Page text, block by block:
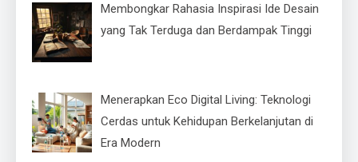
Membongkar Rahasia Inspirasi Ide Desain
yang Tak Terduga dan Berdampak Tinggi
Menerapkan Eco Digital Living: Teknologi
Cerdas untuk Kehidupan Berkelanjutan di
Era Modern